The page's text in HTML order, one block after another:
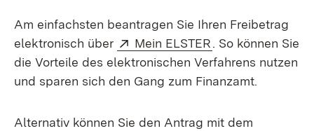
Am einfachsten beantragen Sie Ihren Freibetrag
elektronisch über
Extern:
Mein ELSTER (Öffnet in neuem
. So können Sie
die Vorteile des elektronischen Verfahrens nutzen
und sparen sich den Gang zum Finanzamt.
Alternativ können Sie den Antrag mit dem